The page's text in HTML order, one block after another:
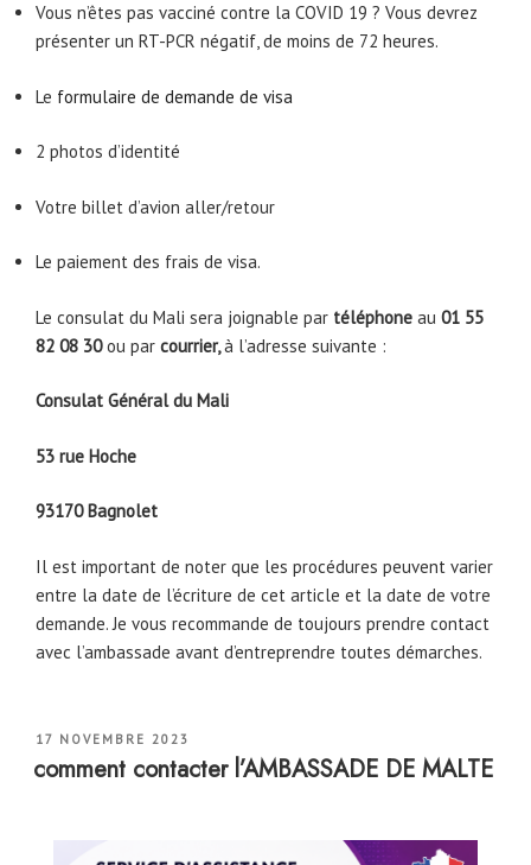
Vous n’êtes pas vacciné contre la COVID 19 ? Vous devrez
présenter un RT-PCR négatif, de moins de 72 heures.
Le formulaire de demande de visa
2 photos d’identité
Votre billet d’avion aller/retour
Le paiement des frais de visa.
Le consulat du Mali sera joignable par téléphone au 01 55
82 08 30ou par courrier,à l’adresse suivante :
Consulat Général du Mali
53 rue Hoche
93170 Bagnolet
Il est important de noter que les procédures peuvent varier
entre la date de l’écriture de cet article et la date de votre
demande. Je vous recommande de toujours prendre contact
avec l’ambassade avant d’entreprendre toutes démarches.
PUBLIÉ
17 NOVEMBRE 2023
comment contacter l’AMBASSADE DE MALTE